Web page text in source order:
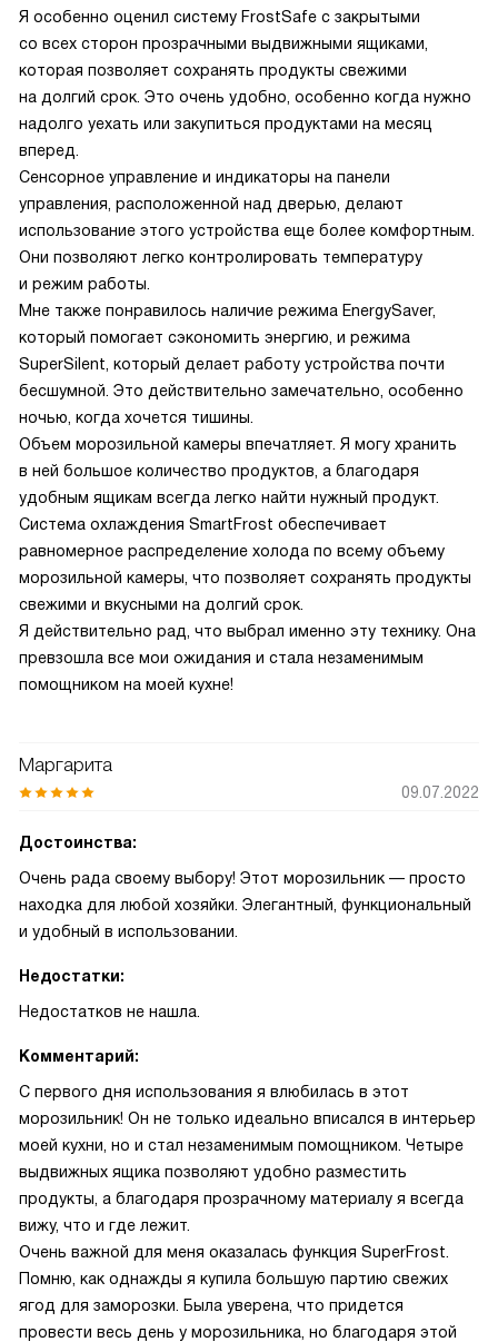
Я особенно оценил систему FrostSafe с закрытыми
со всех сторон прозрачными выдвижными ящиками,
которая позволяет сохранять продукты свежими
на долгий срок. Это очень удобно, особенно когда нужно
надолго уехать или закупиться продуктами на месяц
вперед.
Сенсорное управление и индикаторы на панели
управления, расположенной над дверью, делают
использование этого устройства еще более комфортным.
Они позволяют легко контролировать температуру
и режим работы.
Мне также понравилось наличие режима EnergySaver,
который помогает сэкономить энергию, и режима
SuperSilent, который делает работу устройства почти
бесшумной. Это действительно замечательно, особенно
ночью, когда хочется тишины.
Объем морозильной камеры впечатляет. Я могу хранить
в ней большое количество продуктов, а благодаря
удобным ящикам всегда легко найти нужный продукт.
Система охлаждения SmartFrost обеспечивает
равномерное распределение холода по всему объему
морозильной камеры, что позволяет сохранять продукты
свежими и вкусными на долгий срок.
Я действительно рад, что выбрал именно эту технику. Она
превзошла все мои ожидания и стала незаменимым
помощником на моей кухне!
Маргарита
09.07.2022
Достоинства:
Очень рада своему выбору! Этот морозильник — просто
находка для любой хозяйки. Элегантный, функциональный
и удобный в использовании.
Недостатки:
Недостатков не нашла.
Комментарий:
С первого дня использования я влюбилась в этот
морозильник! Он не только идеально вписался в интерьер
моей кухни, но и стал незаменимым помощником. Четыре
выдвижных ящика позволяют удобно разместить
продукты, а благодаря прозрачному материалу я всегда
вижу, что и где лежит.
Очень важной для меня оказалась функция SuperFrost.
Помню, как однажды я купила большую партию свежих
ягод для заморозки. Была уверена, что придется
провести весь день у морозильника, но благодаря этой